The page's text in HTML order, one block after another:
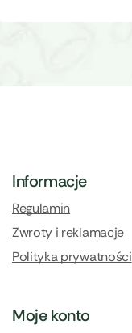
Informacje
Regulamin
Zwroty i reklamacje
Polityka prywatności
Moje konto